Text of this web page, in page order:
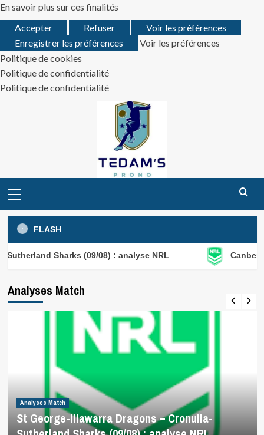
En savoir plus sur ces finalités
Accepter
Refuser
Voir les préférences
Enregistrer les préférences
Voir les préférences
Politique de cookies
Politique de confidentialité
Politique de confidentialité
Menu
FLASH
(09/08) : analyse NRL Canberra Raiders –
Analyses Match
Analyses Match
St George-Illawarra Dragons – Cronulla-